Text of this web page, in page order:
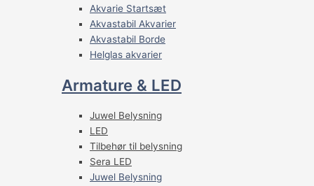
Akvarie Startsæt
Akvastabil Akvarier
Akvastabil Borde
Helglas akvarier
Armature & LED
Juwel Belysning
LED
Tilbehør til belysning
Sera LED
Juwel Belysning